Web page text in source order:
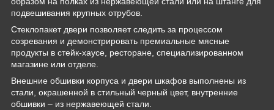
подвешивания крупных отрубов.
Стеклопакет двери позволяет следить за процессом
созревания и демонстрировать премиальные мясные
продукты в стейк-хаусе, ресторане, специализированном
магазине или отделе.
Внешние обшивки корпуса и двери шкафов выполнены из
стали, окрашенной в стильный черный цвет, внутренние
обшивки – из нержавеющей стали.